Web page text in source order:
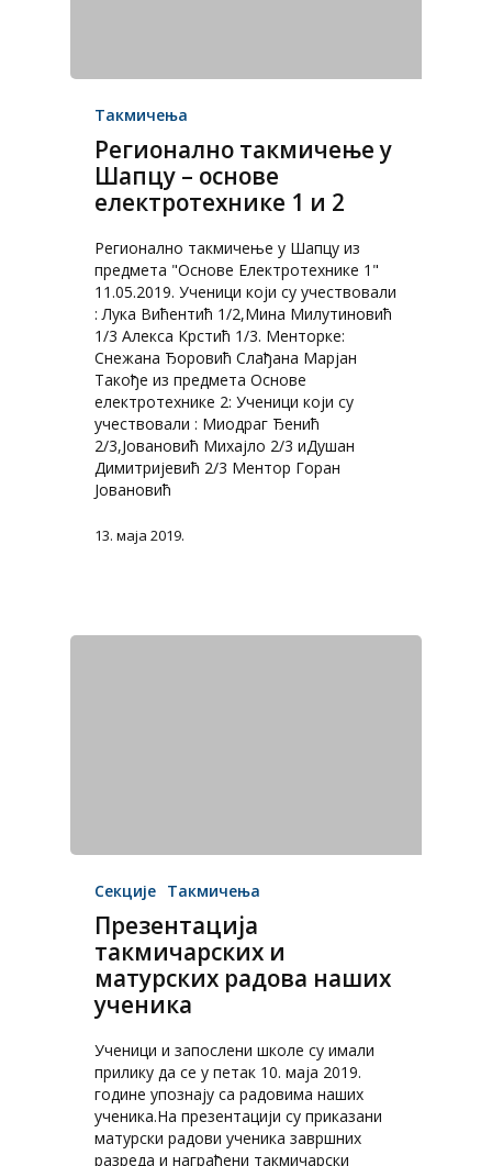
Такмичења
Регионално такмичење у
Шапцу – основе
електротехнике 1 и 2
Регионално такмичење у Шапцу из
предмета "Основе Електротехнике 1"
11.05.2019. Ученици који су учествовали
: Лука Вићентић 1/2,Мина Милутиновић
1/3 Алекса Крстић 1/3. Менторке:
Снежана Ђоровић Слађана Марјан
Такође из предмета Основе
електротехнике 2: Ученици који су
учествовали : Миодраг Ђенић
2/3,Јовановић Михајло 2/3 иДушан
Димитријевић 2/3 Ментор Горан
Јовановић
13. маја 2019.
Секције Такмичења
Презентација
такмичарских и
матурских радова наших
ученика
Ученици и запослени школе су имали
прилику да се у петак 10. маја 2019.
године упознају са радовима наших
ученика.На презентацији су приказани
матурски радови ученика завршних
разреда и награђени такмичарски